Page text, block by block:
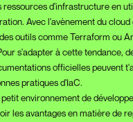
ressources d'infrastructure en
Avec l'avènement du cloud
outils comme Terraform ou
s'adapter à cette tendance,
officielles peuvent
pratiques d'IaC.
environnement de
les avantages en matière de